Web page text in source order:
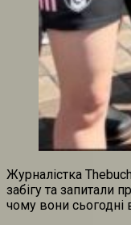
Журналістка
забігу та запитали
чому вони сьогодні